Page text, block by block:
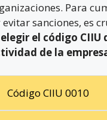
Para
evitar sanciones, es
elegir el código CIIU
de la
Código CIIU 0010